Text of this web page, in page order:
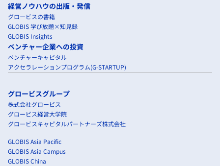
経営ノウハウの出版・発信
グロービスの書籍
GLOBIS 学び放題×知見録
GLOBIS Insights
ベンチャー企業への投資
ベンチャーキャピタル
アクセラレーションプログラム(G-STARTUP)
グロービスグループ
株式会社グロービス
グロービス経営大学院
グロービスキャピタルパートナーズ株式会社
GLOBIS Asia Pacific
GLOBIS Asia Campus
GLOBIS China